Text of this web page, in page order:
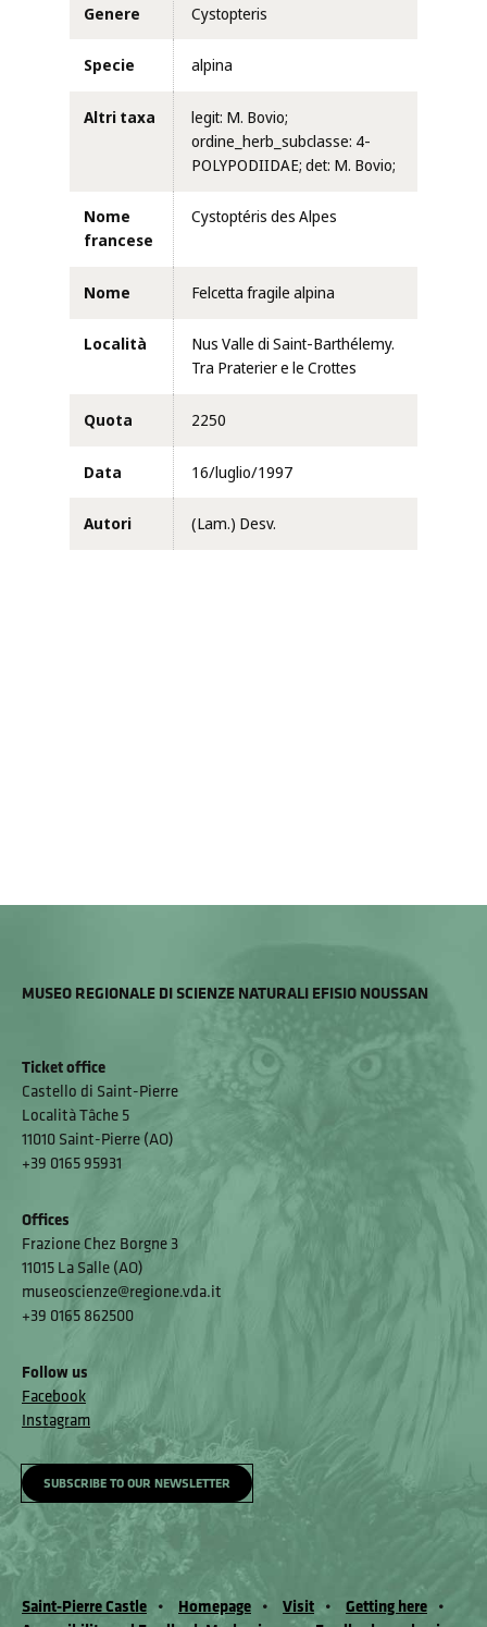
Genere Cystopteris
Specie alpina
Altri taxa
legit: M. Bovio;
ordine_herb_subclasse: 4-
POLYPODIIDAE; det: M. Bovio;
Nome
francese
Cystoptéris des Alpes
Nome Felcetta fragile alpina
Località
Nus Valle di Saint-Barthélemy.
Tra Praterier e le Crottes
Quota 2250
Data 16/luglio/1997
Autori (Lam.) Desv.
MUSEO REGIONALE DI SCIENZE NATURALI EFISIO NOUSSAN
Ticket office
Castello di Saint-Pierre
Località Tâche 5
11010 Saint-Pierre (AO)
+39 0165 95931
Offices
Frazione Chez Borgne 3
11015 La Salle (AO)
museoscienze@regione.vda.it
+39 0165 862500
Follow us
Facebook
Instagram
SUBSCRIBE TO OUR NEWSLETTER
Saint-Pierre Castle Homepage Visit
Getting here